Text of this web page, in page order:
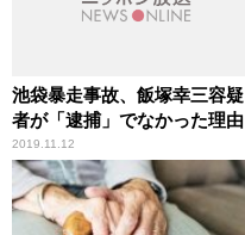
池袋暴走事故、飯塚幸三容疑
者が「逮捕」でなかった理由
2019.11.12